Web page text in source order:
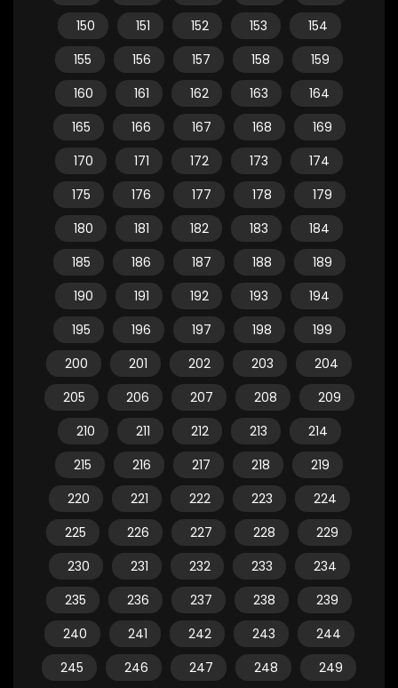
150
151 152 153
154
155
156 157 158
159
160
161 162 163
164
165
166 167 168
169
170
171 172 173
174
175
176 177 178
179
180
181 182 183
184
185
186 187 188
189
190
191 192 193
194
195
196 197 198
199
200
201 202 203
204
205
206 207 208
209
210
211 212 213
214
215
216 217 218
219
220
221 222 223
224
225
226 227 228
229
230
231 232 233
234
235
236 237 238
239
240
241 242 243
244
245
246 247 248
249